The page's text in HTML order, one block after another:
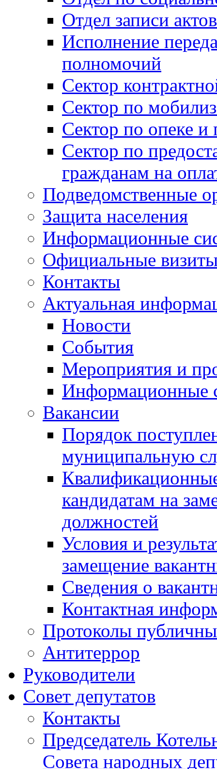
Отдел записи
Исполнение
полномочий
Сектор
Сектор по
Сектор по опеке и
Сектор по
гражданам на
Подведомственные
Защита населения
Информационные
Официальные
Контакты
Актуальная
Новости
События
Мероприятия и
Информационные
Вакансии
Порядок
муниципальную
кандидатам на
должностей
Условия и
замещение
Сведения о
Контактная
Протоколы
Антитеррор
Руководители
Совет депутатов
Контакты
Председатель
Совета народных